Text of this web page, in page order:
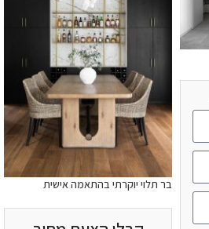
בר תלוי יוקרתי בהתאמה אישית